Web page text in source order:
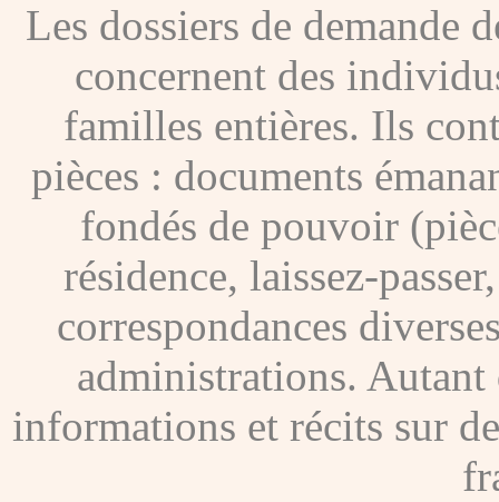
Les dossiers de demande
concernent des
familles entières. Ils
pièces : documents
fondés de pouvoir
résidence, laissez-
correspondances
administrations. Autant
informations et récits sur